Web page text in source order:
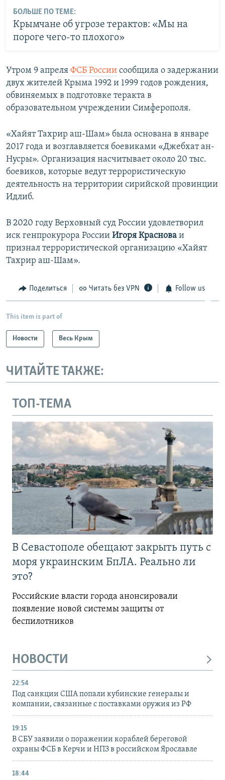
БОЛЬШЕ ПО ТЕМЕ:
Крымчане об угрозе терактов: «Мы на
пороге чего-то плохого»
Утром 9 апреля ФСБ России сообщила о задержании
двух жителей Крыма 1992 и 1999 годов рождения,
обвиняемых в подготовке теракта в
образовательном учреждении Симферополя.
«Хайят Тахрир аш-Шам» была основана в январе
2017 года и возглавляется боевиками «Джебхат ан-
Нусры». Организация насчитывает около 20 тыс.
боевиков, которые ведут террористическую
деятельность на территории сирийской провинции
Идлиб.
В 2020 году Верховный суд России удовлетворил
иск генпрокурора России Игоря Краснова и
признал террористической организацию «Хайят
Тахрир аш-Шам».
Поделиться Читать без VPN Follow us
This item is part of
Новости Весь Крым
ЧИТАЙТЕ ТАКЖЕ:
ТОП-ТЕМА
В Севастополе обещают закрыть путь с
моря украинским БпЛА. Реально ли
это?
Российские власти города анонсировали
появление новой системы защиты от
беспилотников
НОВОСТИ
22:54
Под санкции США попали кубинские генералы и
компании, связанные с поставками оружия из РФ
19:15
В СБУ заявили о поражении кораблей береговой
охраны ФСБ в Керчи и НПЗ в российском Ярославле
18:44